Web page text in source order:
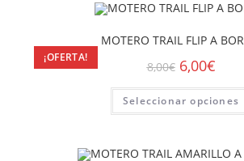
¡OFERTA!
MOTERO TRAIL FLIP A
8,00€ 6,00€
Seleccionar opciones